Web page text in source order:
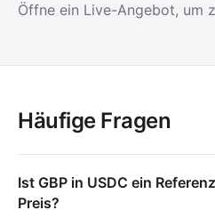
Öffne ein Live-Angebot, um
Häufige Fragen
Ist GBP in USDC ein
Preis?